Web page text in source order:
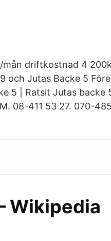
mån driftkostnad 4
och Jutas Backe 5
5 | Ratsit Jutas backe
08-411 53 27. 070-
Wikipedia